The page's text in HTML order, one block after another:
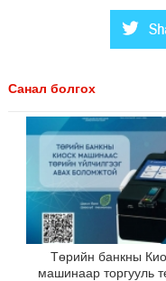
Санал болгох
Төрийн банкны
машинаар торгууль